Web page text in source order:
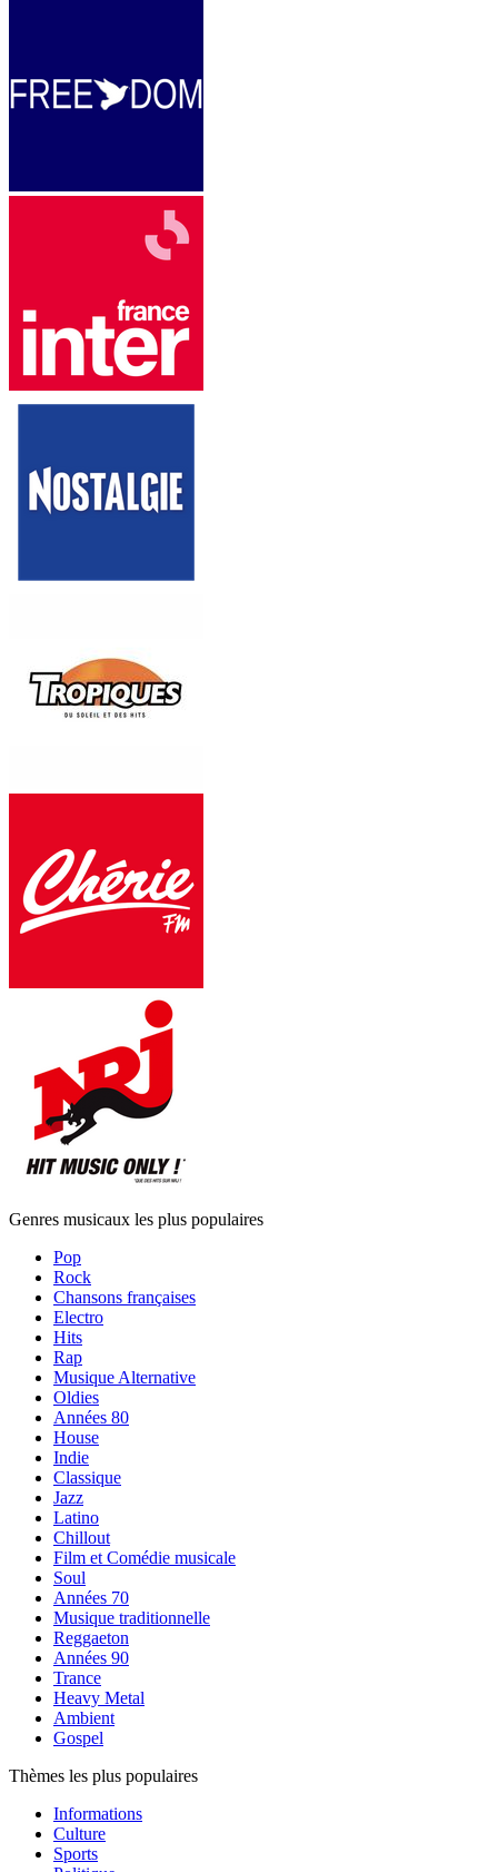
Genres musicaux les plus populaires
Pop
Rock
Chansons françaises
Electro
Hits
Rap
Musique Alternative
Oldies
Années 80
House
Indie
Classique
Jazz
Latino
Chillout
Film et Comédie musicale
Soul
Années 70
Musique traditionnelle
Reggaeton
Années 90
Trance
Heavy Metal
Ambient
Gospel
Thèmes les plus populaires
Informations
Culture
Sports